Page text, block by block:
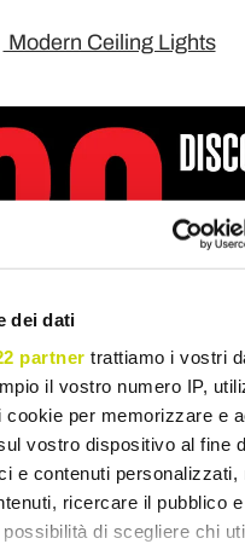
dei dati
partner trattiamo i vostri
il vostro numero IP,
cookie per memorizzare e
vostro dispositivo al fine
e contenuti personalizzati,
ricercare il pubblico
di scegliere chi
Modern Ceiling Lights